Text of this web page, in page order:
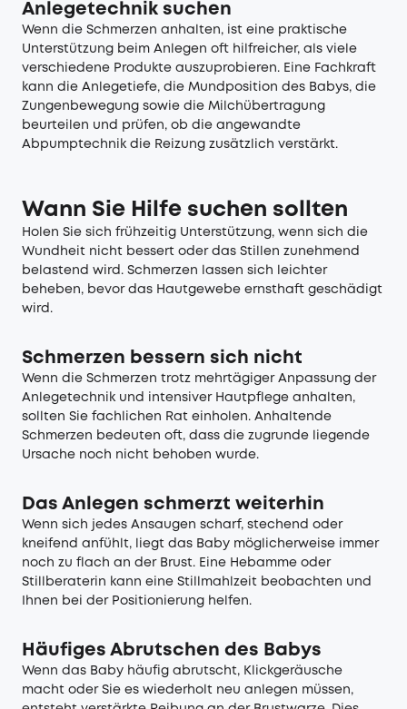
Anlegetechnik suchen
Wenn die Schmerzen anhalten, ist eine praktische
Unterstützung beim Anlegen oft hilfreicher, als viele
verschiedene Produkte auszuprobieren. Eine Fachkraft
kann die Anlegetiefe, die Mundposition des Babys, die
Zungenbewegung sowie die Milchübertragung
beurteilen und prüfen, ob die angewandte
Abpumptechnik die Reizung zusätzlich verstärkt.
Wann Sie Hilfe suchen sollten
Holen Sie sich frühzeitig Unterstützung, wenn sich die
Wundheit nicht bessert oder das Stillen zunehmend
belastend wird. Schmerzen lassen sich leichter
beheben, bevor das Hautgewebe ernsthaft geschädigt
wird.
Schmerzen bessern sich nicht
Wenn die Schmerzen trotz mehrtägiger Anpassung der
Anlegetechnik und intensiver Hautpflege anhalten,
sollten Sie fachlichen Rat einholen. Anhaltende
Schmerzen bedeuten oft, dass die zugrunde liegende
Ursache noch nicht behoben wurde.
Das Anlegen schmerzt weiterhin
Wenn sich jedes Ansaugen scharf, stechend oder
kneifend anfühlt, liegt das Baby möglicherweise immer
noch zu flach an der Brust. Eine Hebamme oder
Stillberaterin kann eine Stillmahlzeit beobachten und
Ihnen bei der Positionierung helfen.
Häufiges Abrutschen des Babys
Wenn das Baby häufig abrutscht, Klickgeräusche
macht oder Sie es wiederholt neu anlegen müssen,